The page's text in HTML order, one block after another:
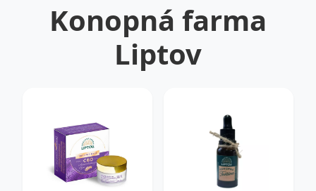
Konopná farma
Liptov